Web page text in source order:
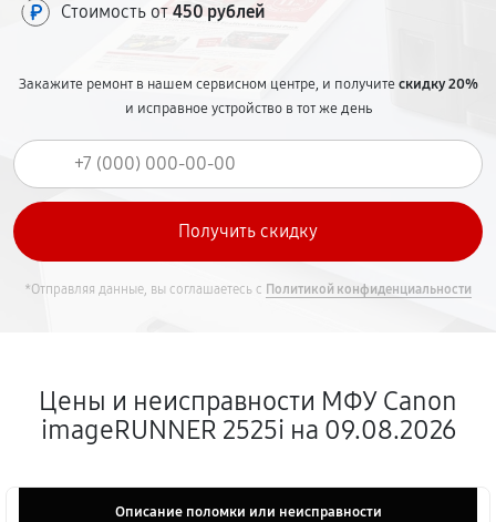
Стоимость от 450 рублей
Закажите ремонт в нашем сервисном центре, и получитескидку 20%
и исправное устройство в тот же день
*Отправляя данные, вы соглашаетесь с Политикой конфиденциальности
Цены и неисправности МФУ Canon
imageRUNNER 2525i на 09.08.2026
Описание поломки или неисправности